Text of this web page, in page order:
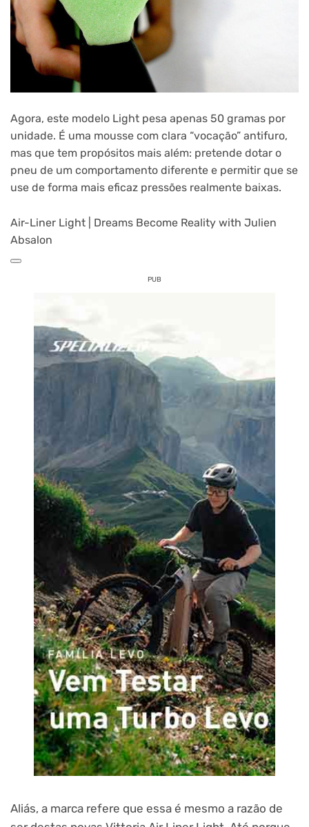
Agora, este modelo Light pesa apenas 50 gramas por
unidade. É uma mousse com clara “vocação” antifuro,
mas que tem propósitos mais além: pretende dotar o
pneu de um comportamento diferente e permitir que se
use de forma mais eficaz pressões realmente baixas.
Air-Liner Light | Dreams Become Reality with Julien
Absalon
PUB
Aliás, a marca refere que essa é mesmo a razão de